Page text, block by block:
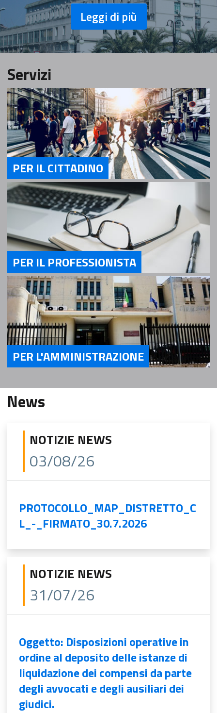
Leggi di più
Servizi
Servizi Per il cittadino
PER IL CITTADINO
Servizi Per il Professionista
PER IL PROFESSIONISTA
PER L'AMMINISTRAZIONE
News
NOTIZIE NEWS
03/08/26
PROTOCOLLO_MAP_DISTRETTO_C
L_-_FIRMATO_30.7.2026
NOTIZIE NEWS
31/07/26
Oggetto: Disposizioni operative in
ordine al deposito delle istanze di
liquidazione dei compensi da parte
degli avvocati e degli ausiliari dei
giudici.